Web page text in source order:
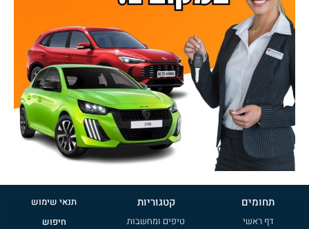
תחומים
דף ראשי
קטגוריות
טיפים ומחשבות
תנאי שימוש
חיפוש